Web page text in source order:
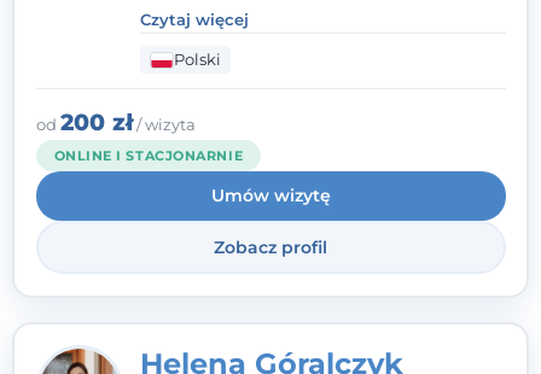
indywidualnej oraz nastolatkom od 15. roku
życia. Zależy mi, by naprawdę usłyszeć, z
czym do mnie przychodzisz, i dobrać
sposób pracy do Ciebie - bez gotowych
schematów i bez oceniania.
Czytaj więcej
Polski
od 200 zł/ wizyta
ONLINE I STACJONARNIE
Umów wizytę
Zobacz profil
Helena Góralczyk